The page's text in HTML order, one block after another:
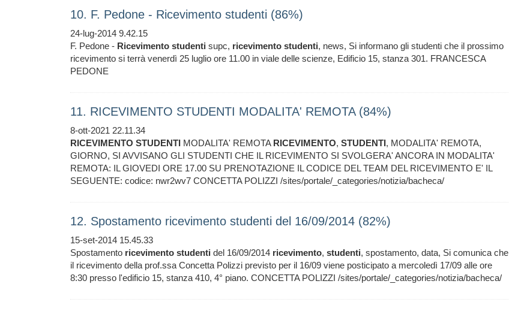
10. F. Pedone - Ricevimento studenti (86%)
24-lug-2014 9.42.15
F. Pedone - Ricevimento studenti supc, ricevimento studenti, news, Si informano gli studenti che il prossimo
ricevimento si terrà venerdì 25 luglio ore 11.00 in viale delle scienze, Edificio 15, stanza 301. FRANCESCA
PEDONE
11. RICEVIMENTO STUDENTI MODALITA' REMOTA (84%)
8-ott-2021 22.11.34
RICEVIMENTO STUDENTI MODALITA' REMOTA RICEVIMENTO, STUDENTI, MODALITA' REMOTA,
GIORNO, SI AVVISANO GLI STUDENTI CHE IL RICEVIMENTO SI SVOLGERA' ANCORA IN MODALITA'
REMOTA: IL GIOVEDI ORE 17.00 SU PRENOTAZIONE IL CODICE DEL TEAM DEL RICEVIMENTO E' IL
SEGUENTE: codice: nwr2wv7 CONCETTA POLIZZI /sites/portale/_categories/notizia/bacheca/
12. Spostamento ricevimento studenti del 16/09/2014 (82%)
15-set-2014 15.45.33
Spostamento ricevimento studenti del 16/09/2014 ricevimento, studenti, spostamento, data, Si comunica che
il ricevimento della prof.ssa Concetta Polizzi previsto per il 16/09 viene posticipato a mercoledì 17/09 alle ore
8:30 presso l'edificio 15, stanza 410, 4° piano. CONCETTA POLIZZI /sites/portale/_categories/notizia/bacheca/